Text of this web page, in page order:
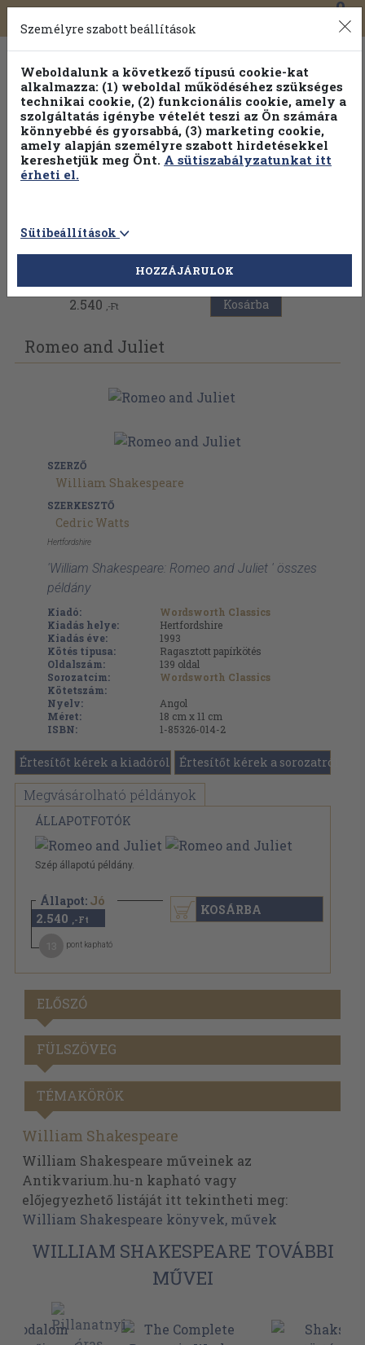
Toggle
navigation
0
Válogasson több mint 30 000 kötet közül
Hobbi témakörökben20% kedvezménnyel!
Vissza az előző oldalra
2.540 ,-Ft Kosárba
Romeo and Juliet
SZERZŐ
William Shakespeare
SZERKESZTŐ
Cedric Watts
Hertfordshire
'William Shakespeare: Romeo and Juliet ' összes
példány
Kiadó:
Wordsworth Classics
Kiadás helye:
Hertfordshire
Kiadás éve:
1993
Kötés típusa:
Ragasztott papírkötés
Oldalszám:
139 oldal
Sorozatcím:
Wordsworth Classics
Kötetszám:
Nyelv:
Angol
Méret:
18 cm x 11 cm
ISBN:
1-85326-014-2
Értesítőt kérek a kiadóról Értesítőt kérek a sorozatról
Megvásárolható példányok
ÁLLAPOTFOTÓK
Szép állapotú példány.
Állapot: Jó
2.540 ,-Ft
pont kapható
KOSÁRBA
ELŐSZÓ
FÜLSZÖVEG
TÉMAKÖRÖK
William Shakespeare
William Shakespeare műveinek az
Antikvarium.hu-n kapható vagy
előjegyezhető listáját itt tekintheti meg:
William Shakespeare könyvek, művek
WILLIAM SHAKESPEARE TOVÁBBI
MŰVEI
Személyre szabott beállítások
Weboldalunk a következő típusú cookie-kat
alkalmazza: (1) weboldal működéséhez szükséges
technikai cookie, (2) funkcionális cookie, amely a
szolgáltatás igénybe vételét teszi az Ön számára
könnyebbé és gyorsabbá, (3) marketing cookie,
amely alapján személyre szabott hirdetésekkel
kereshetjük meg Önt. A sütiszabályzatunkat itt
érheti el.
Sütibeállítások
HOZZÁJÁRULOK